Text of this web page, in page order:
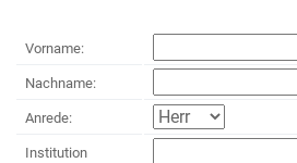
Vorname:
Nachname:
Anrede:
Institution